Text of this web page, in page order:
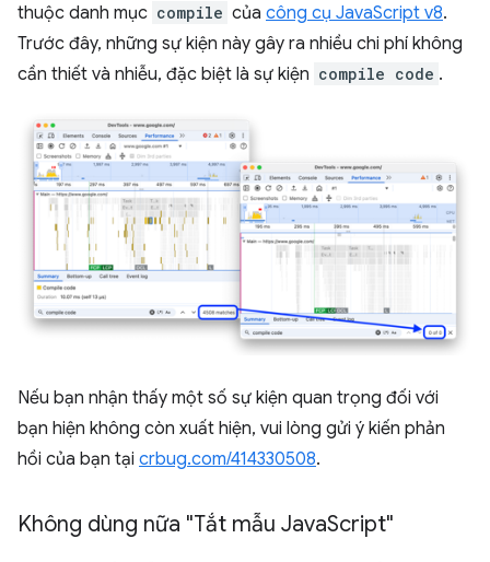
thuộc danh mục compile của công cụ JavaScript v8.
Trước đây, những sự kiện này gây ra nhiều chi phí không
cần thiết và nhiễu, đặc biệt là sự kiện compile code .
Nếu bạn nhận thấy một số sự kiện quan trọng đối với
bạn hiện không còn xuất hiện, vui lòng gửi ý kiến phản
hồi của bạn tại crbug.com/414330508.
Không dùng nữa "Tắt mẫu JavaScript"